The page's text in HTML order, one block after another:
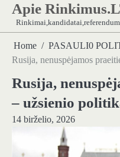
Skip
content
Apie
Home
PASAULI0
Rusija, nenuspėjamos
Rusija,
– užsienio
14 birželio, 2026